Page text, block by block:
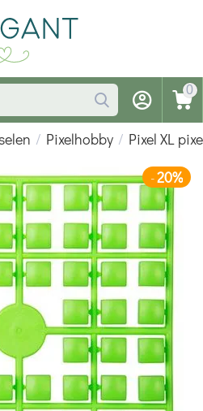
0
/ Pixelhobby / Pixel XL
-20%